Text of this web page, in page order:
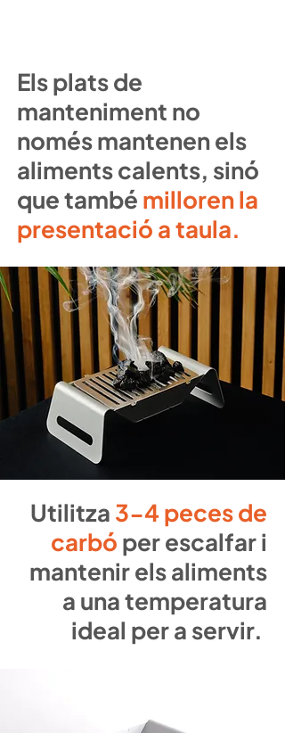
Els plats de
manteniment no
només mantenen els
aliments calents, sinó
que també milloren la
presentació a taula.
Utilitza 3-4 peces de
carbó per escalfar i
mantenir els aliments
a una temperatura
ideal per a servir.